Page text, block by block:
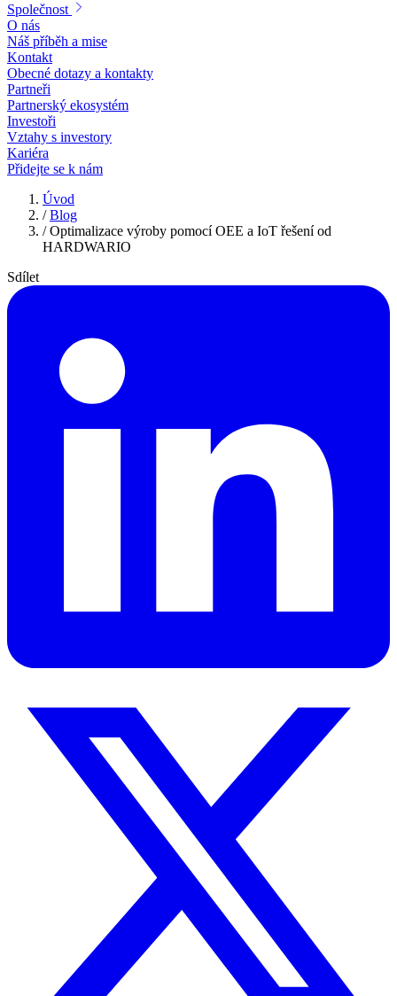
Společnost
O nás
Náš příběh a mise
Kontakt
Obecné dotazy a kontakty
Partneři
Partnerský ekosystém
Investoři
Vztahy s investory
Kariéra
Přidejte se k nám
Úvod
/ Blog
/ Optimalizace výroby pomocí OEE a IoT řešení od
HARDWARIO
Sdílet